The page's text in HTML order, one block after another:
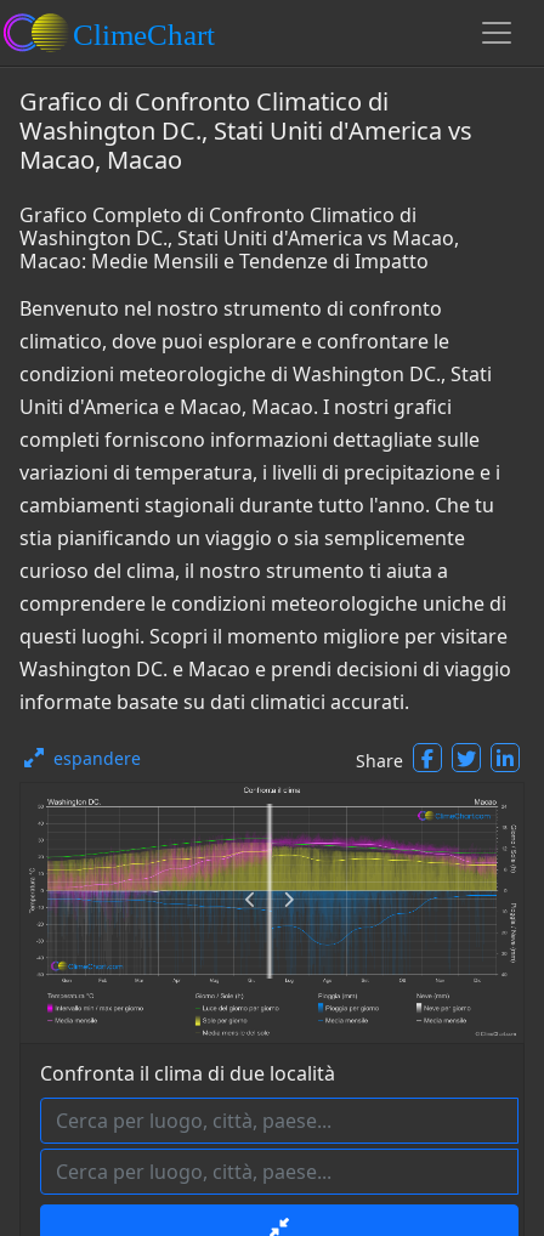
Grafico di Confronto Climatico di
Washington DC., Stati Uniti d'America vs
Macao, Macao
Grafico Completo di Confronto Climatico di
Washington DC., Stati Uniti d'America vs Macao,
Macao: Medie Mensili e Tendenze di Impatto
Benvenuto nel nostro strumento di confronto
climatico, dove puoi esplorare e confrontare le
condizioni meteorologiche di Washington DC., Stati
Uniti d'America e Macao, Macao. I nostri grafici
completi forniscono informazioni dettagliate sulle
variazioni di temperatura, i livelli di precipitazione e i
cambiamenti stagionali durante tutto l'anno. Che tu
stia pianificando un viaggio o sia semplicemente
curioso del clima, il nostro strumento ti aiuta a
comprendere le condizioni meteorologiche uniche di
questi luoghi. Scopri il momento migliore per visitare
Washington DC. e Macao e prendi decisioni di viaggio
informate basate su dati climatici accurati.
espandere Share
Confronta il clima di due località